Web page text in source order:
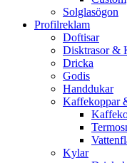
Solglasögon
Profilreklam
Doftisar
Disktrasor &
Dricka
Godis
Handdukar
Kaffekoppar
Kylar